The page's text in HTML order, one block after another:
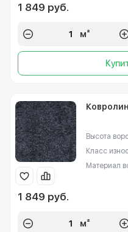
1 849 руб.
м²
Высота
Класс
Материал
1 849 руб.
м²